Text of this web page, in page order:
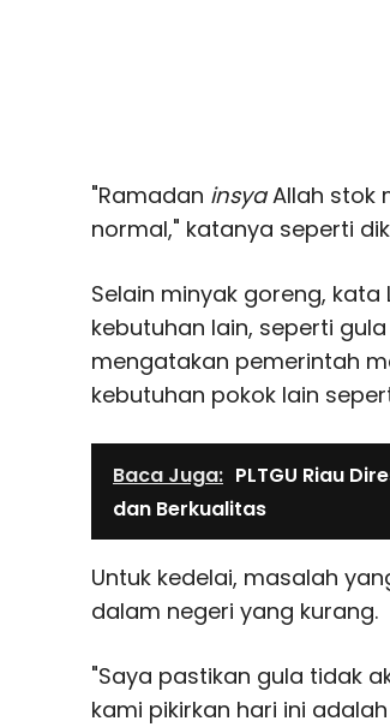
"Ramadan insyaAllah stok
normal," katanya seperti
Selain minyak goreng,
kebutuhan lain, seperti
mengatakan pemerintah
kebutuhan pokok lain
Baca Juga: PLTGU Riau
dan Berkualitas
Untuk kedelai, masalah
dalam negeri yang kurang.
"Saya pastikan gula tidak
kami pikirkan hari ini